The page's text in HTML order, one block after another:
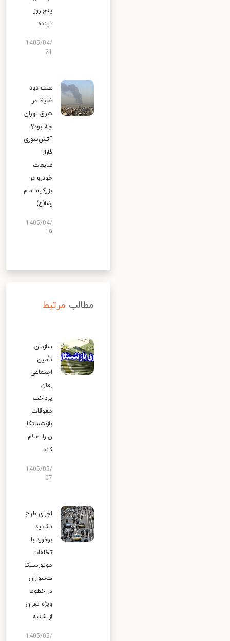
پنج روز
آینده
1405/04/
علت دود
غلیظ در
شرق تهران
چه بود؟
آتش‌سوزی
گاراژ
ضایعات
خودرو در
بزرگراه امام
رضا(ع)
1405/04/
19
مطالب مرتبط
سازمان
تأمین
اجتماعی
زمان
پرداخت
معوقات
بازنشستگا
ن را اعلام
کند
1405/05/
07
اجرای طرح
تشدید
برخورد با
تخلفات
موتورسیکل
ت‌سواران
در خطوط
ویژه تهران
از شنبه
1405/05/